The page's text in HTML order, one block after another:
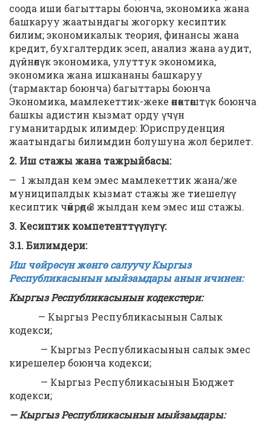
соода иши багыттары боюнча, экономика жана
башкаруу жаатындагы жогорку кесиптик
билим; экономикалык теория, финансы жана
кредит, бухгалтердик эсеп, анализ жана аудит,
дүйнөлүк экономика, улуттук экономика,
экономика жана ишкананы башкаруу
(тармактар боюнча) багыттары боюнча
Экономика, мамлекеттик-жеке өнөктөштүк боюнча
башкы адистин кызмат орду үчүн
гуманитардык илимдер: Юриспруденция
жаатындагы билимдин болушуна жол берилет.
2. Иш стажы жана тажрыйбасы:
— 1 жылдан кем эмес мамлекеттик жана/же
муниципалдык кызмат стажы же тиешелүү
кесиптик чөйрөдө 3 жылдан кем эмес иш стажы.
3. Кесиптик компетенттүүлүгү:
3.1. Билимдери:
Иш чөйрөсүн жөнгө салуучу Кыргыз
Республикасынын мыйзамдары анын ичинен:
Кыргыз Республикасынын кодекстери:
— Кыргыз Республикасынын Салык
кодекси;
— Кыргыз Республикасынын салык эмес
кирешелер боюнча кодекси;
— Кыргыз Республикасынын Бюджет
кодекси;
— Кыргыз Республикасынын мыйзамдары: